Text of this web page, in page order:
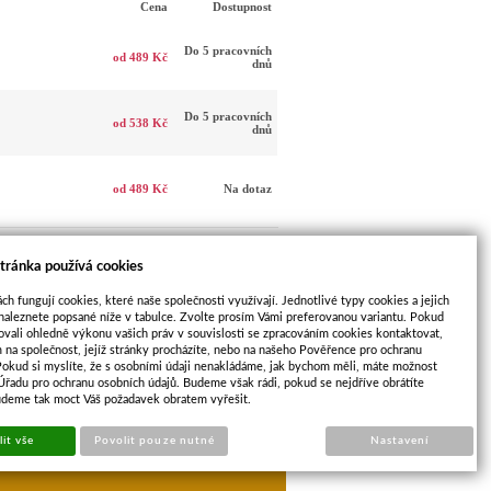
Cena Dostupnost
od 489 Kč
Do 5 pracovních
dnů
od 538 Kč
Do 5 pracovních
dnů
od 489 Kč Na dotaz
barvy
DALŠÍ
PRODUKT
Sun-shop
používá cookies
fungují cookies, které naše společnosti využívají. Jednotlivé typy cookies a jejich
popsané níže v tabulce. Zvolte prosím Vámi preferovanou variantu. Pokud
ohledně výkonu vašich práv v souvislosti se zpracováním cookies kontaktovat,
na společnost, jejíž stránky procházíte, nebo na našeho Pověřence pro ochranu
si myslíte, že s osobními údaji nenakládáme, jak bychom měli, máte možnost
pro ochranu osobních údajů. Budeme však rádi, pokud se nejdříve obrátíte
tak moct Váš požadavek obratem vyřešit.
vše Povolit pouze nutné Nastavení